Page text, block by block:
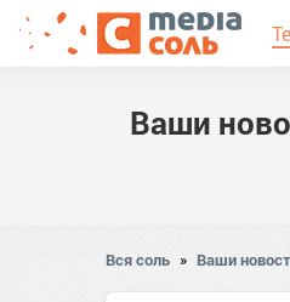
Ваши
Вся соль » Ваши